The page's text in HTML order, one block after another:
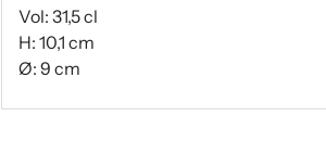
Vol: 31,5 cl
H: 10,1 cm
Ø: 9 cm